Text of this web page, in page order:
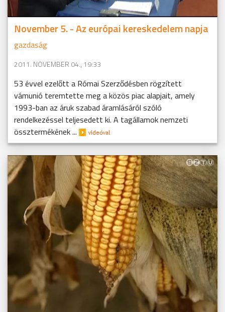
November 5. - Az európai kereskedelem napja
gazdaság
2011. NOVEMBER 04., 19:33
53 évvel ezelőtt a Római Szerződésben rögzített
vámunió teremtette meg a közös piac alapjait, amely
1993-ban az áruk szabad áramlásáról szóló
rendelkezéssel teljesedett ki. A tagállamok nemzeti
össztermékének ...